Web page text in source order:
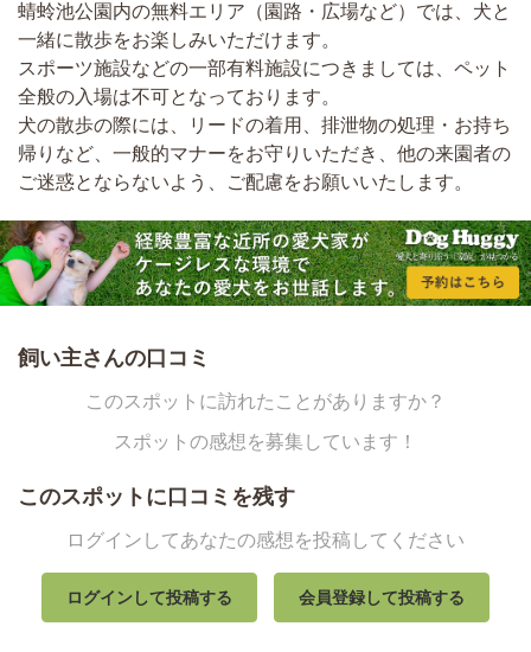
蜻蛉池公園内の無料エリア（園路・広場など）では、犬と
一緒に散歩をお楽しみいただけます。
スポーツ施設などの一部有料施設につきましては、ペット
全般の入場は不可となっております。
犬の散歩の際には、リードの着用、排泄物の処理・お持ち
帰りなど、一般的マナーをお守りいただき、他の来園者の
ご迷惑とならないよう、ご配慮をお願いいたします。
飼い主さんの口コミ
このスポットに訪れたことがありますか？
スポットの感想を募集しています！
このスポットに口コミを残す
ログインしてあなたの感想を投稿してください
ログインして投稿する 会員登録して投稿する